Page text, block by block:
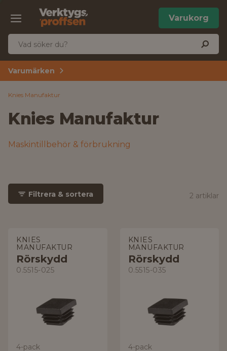
Varukorg
Varumärken
Knies Manufaktur
Knies Manufaktur
Maskintillbehör & förbrukning
Filtrera & sortera 2 artiklar
KNIES
MANUFAKTUR
Rörskydd
0.5515-025
4-pack
KNIES
MANUFAKTUR
Rörskydd
0.5515-035
4-pack